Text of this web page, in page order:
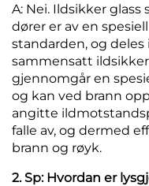
A: Nei. Ildsikker glass
dører er av en
standarden, og
sammensatt
gjennomgår en
og kan ved brann
angitte
falle av, og dermed
brann og røyk.
2. Sp: Hvordan er